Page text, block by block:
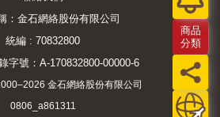
商品
分類
：金石網絡股份有限公司
統編 : 70832800
字號：A-170832800-00000-6
金石網絡股份有限公司
0806_a861311